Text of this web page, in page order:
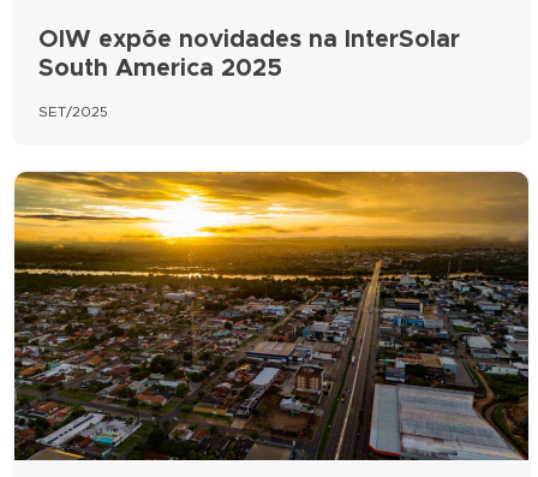
OIW expõe novidades na InterSolar
South America 2025
SET/2025